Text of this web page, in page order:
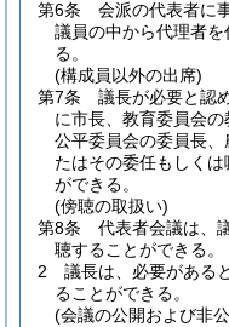
第6条
会派の代表者に
議員の中から代理者
る。
(構成員以外の出席)
第7条
議長が必要と認
に市長、教育委員会の
公平委員会の委員長
たはその委任もしく
ができる。
(傍聴の取扱い)
第8条
代表者会議は、
聴することができる。
2
議長は、必要がある
ることができる。
(会議の公開および非